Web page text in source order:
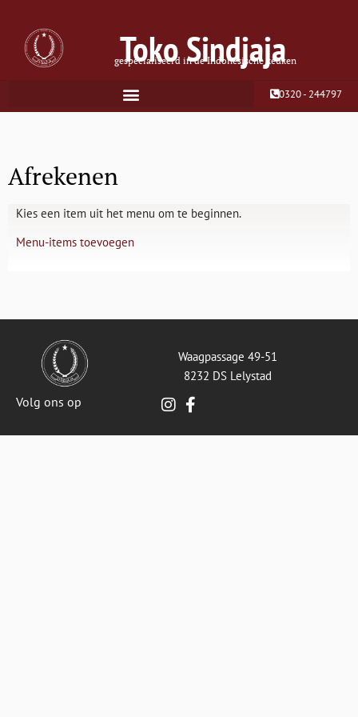
Toko Sindjaja
gespecialiseerd in de Indonesische keuken
0320 - 244797
Afrekenen
Kies een item uit het menu om te beginnen.
Menu-items toevoegen
Waagpassage 49-51
8232 DS Lelystad
Volg ons op